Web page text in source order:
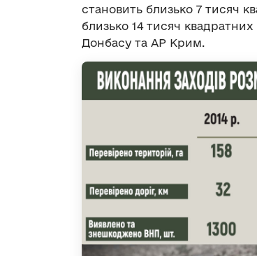
становить близько 7 тисяч
близько 14 тисяч
Донбасу та АР Крим.